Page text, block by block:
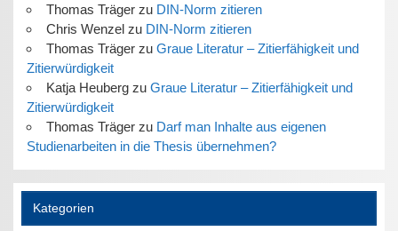
Thomas Trägerzu DIN-Norm zitieren
Chris Wenzelzu DIN-Norm zitieren
Thomas Trägerzu Graue Literatur – Zitierfähigkeit und
Zitierwürdigkeit
Katja Heubergzu Graue Literatur – Zitierfähigkeit und
Zitierwürdigkeit
Thomas Trägerzu Darf man Inhalte aus eigenen
Studienarbeiten in die Thesis übernehmen?
Kategorien